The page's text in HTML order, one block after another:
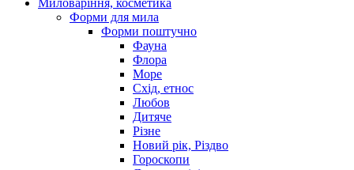
Форми для мила
Форми поштучно
Фауна
Флора
Море
Схід, етнос
Любов
Дитяче
Різне
Новий рік, Різдво
Гороскопи